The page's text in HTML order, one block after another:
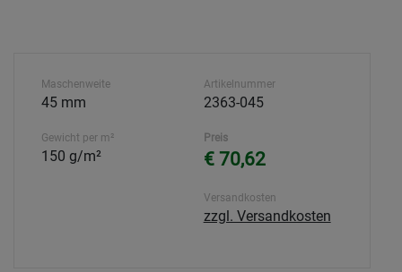
Maschenweite
45 mm
Gewicht per m²
150 g/m²
Artikelnummer
2363-045
Preis
€ 70,62
Versandkosten
zzgl. Versandkosten